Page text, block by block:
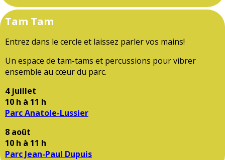
Tam Tam
Entrez dans le cercle et laissez parler vos mains!
Un espace de tam-tams et percussions pour vibrer
ensemble au cœur du parc.
4 juillet
10 h à 11 h
Parc Anatole-Lussier
8 août
10 h à 11 h
Parc Jean-Paul Dupuis